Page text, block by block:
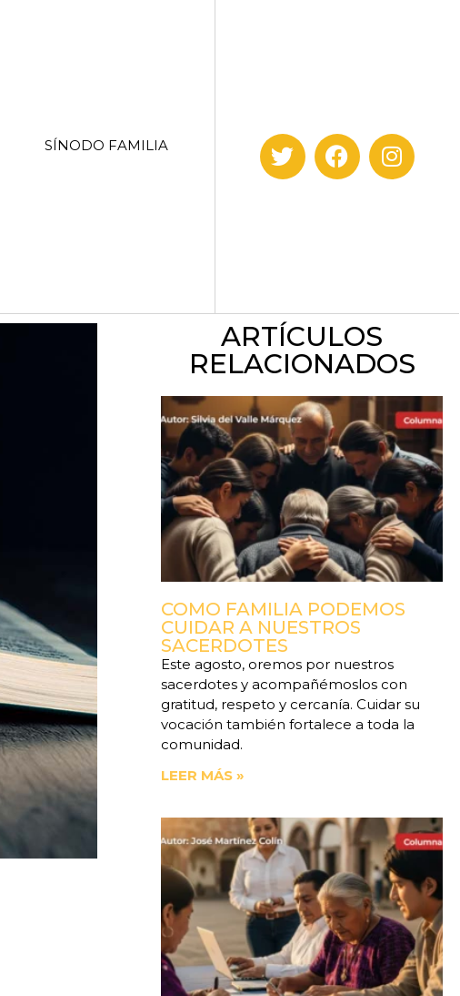
SÍNODO FAMILIA
ARTÍCULOS
RELACIONADOS
COMO FAMILIA PODEMOS
CUIDAR A NUESTROS
SACERDOTES
Este agosto, oremos por nuestros
sacerdotes y acompañémoslos con
gratitud, respeto y cercanía. Cuidar su
vocación también fortalece a toda la
comunidad.
LEER MÁS »